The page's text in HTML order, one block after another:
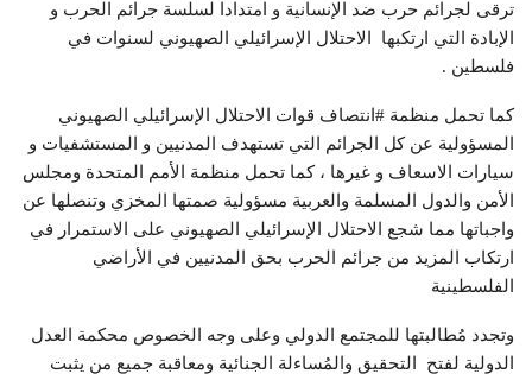
ترقى لجرائم حرب ضد الإنسانية و امتدادا لسلسة جرائم الحرب و
الإبادة التي ارتكبها الاحتلال الإسرائيلي الصهيوني لسنوات في
فلسطين .
كما تحمل منظمة #انتصاف قوات الاحتلال الإسرائيلي الصهيوني
المسؤولية عن كل الجرائم التي تستهدف المدنيين و المستشفيات و
سيارات الاسعاف و غيرها ، كما تحمل منظمة الأمم المتحدة ومجلس
الأمن والدول المسلمة والعربية مسؤولية صمتها المخزي وتنصلها عن
واجباتها مما شجع الاحتلال الإسرائيلي الصهيوني على الاستمرار في
ارتكاب المزيد من جرائم الحرب بحق المدنيين في الأراضي
الفلسطينية
وتجدد مُطالبتها للمجتمع الدولي وعلى وجه الخصوص محكمة العدل
الدولية لفتح التحقيق والمُساءلة الجنائية ومعاقبة جميع من يثبت